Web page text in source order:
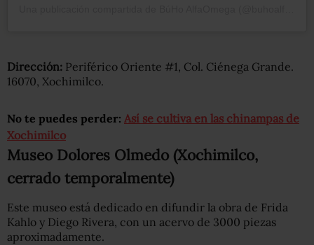
Dirección: Periférico Oriente #1, Col. Ciénega Grande.
16070, Xochimilco.
No te puedes perder: Así se cultiva en las chinampas de
Xochimilco
Museo Dolores Olmedo (Xochimilco,
cerrado temporalmente)
Este museo está dedicado en difundir la obra de Frida
Kahlo y Diego Rivera, con un acervo de 3000 piezas
aproximadamente.